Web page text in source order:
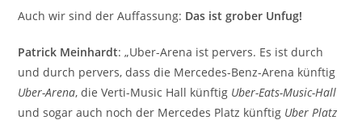
Auch wir sind der Auffassung: Das ist grober Unfug!
Patrick Meinhardt: „Uber-Arena ist pervers. Es ist durch
und durch pervers, dass die Mercedes-Benz-Arena künftig
Uber-Arena, die Verti-Music Hall künftig Uber-Eats-Music-Hall
und sogar auch noch der Mercedes Platz künftig Uber Platz